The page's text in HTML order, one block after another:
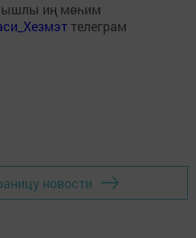
иң мөһим
телеграм
новости